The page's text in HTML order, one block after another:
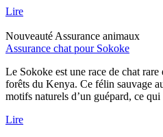
Lire
Nouveauté Assurance animaux
Assurance chat pour Sokoke
Le Sokoke est une race de chat
forêts du Kenya. Ce félin sauvage
motifs naturels d’un guépard, ce
Lire